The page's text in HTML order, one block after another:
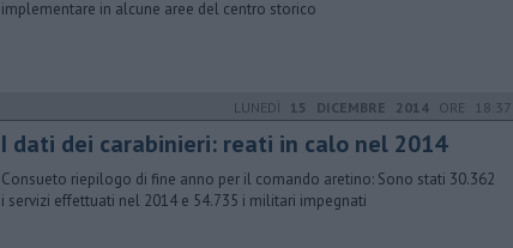
implementare in alcune aree del centro storico
LUNEDÌ 15 DICEMBRE 2014 ORE 18:37
I dati dei carabinieri: reati in calo nel 2014
Consueto riepilogo di fine anno per il comando aretino: Sono stati 30.362
i servizi effettuati nel 2014 e 54.735 i militari impegnati